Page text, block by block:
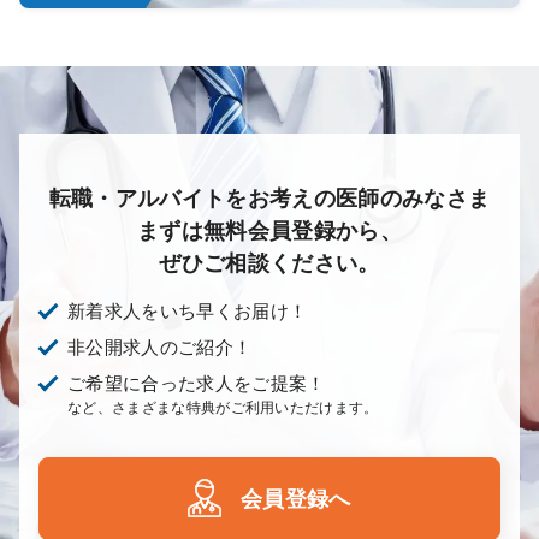
転職・アルバイトをお考えの医師のみなさま
まずは無料会員登録から、
ぜひご相談ください。
新着求人をいち早くお届け！
非公開求人のご紹介！
ご希望に合った求人をご提案！
など、さまざまな特典がご利用いただけます。
会員登録へ